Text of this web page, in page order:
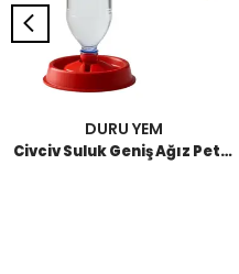
DURU YEM
Civciv Suluk Geniş Ağız Pet Şişe (50 Adet)